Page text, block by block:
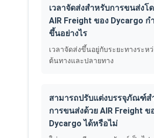
เวลาจัดส่งสำหรับการขนส่งโ
AIR Freight ของ Dycargo ก
ขึ้นอย่างไร
เวลาจัดส่งขึ้นอยู่กับระยะทางระหว่
ต้นทางและปลายทาง
สามารถปรับแต่งบรรจุภัณฑ์ส
การขนส่งด้วย AIR Freight ข
Dycargo ได้หรือไม่